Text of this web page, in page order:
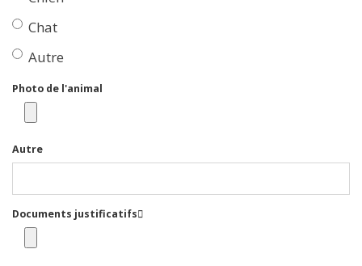
Chat
Autre
Photo de l'animal
Autre
Documents justificatifs